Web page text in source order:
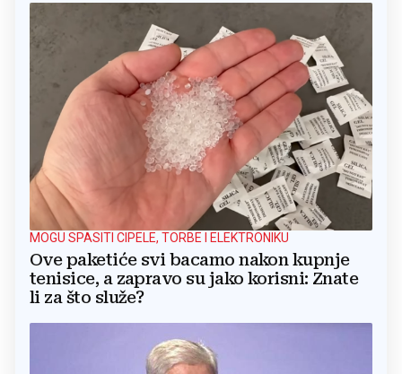
MOGU SPASITI CIPELE, TORBE I ELEKTRONIKU
Ove paketiće svi bacamo nakon kupnje
tenisice, a zapravo su jako korisni: Znate
li za što služe?